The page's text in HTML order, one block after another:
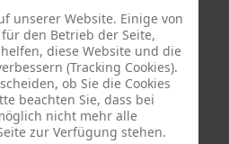
,Natalia Dik,Elise
Schaapman
,Andrea Jungnitsch,
unserer Website. Einige von
den Betrieb der Seite,
diese Website und die
(Tracking Cookies).
ob Sie die Cookies
beachten Sie, dass bei
nicht mehr alle
zur Verfügung stehen.